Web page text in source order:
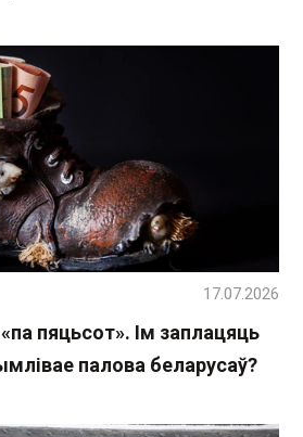
пяцьсот». Ім заплацяць
палова беларусаў?
17.07.2026